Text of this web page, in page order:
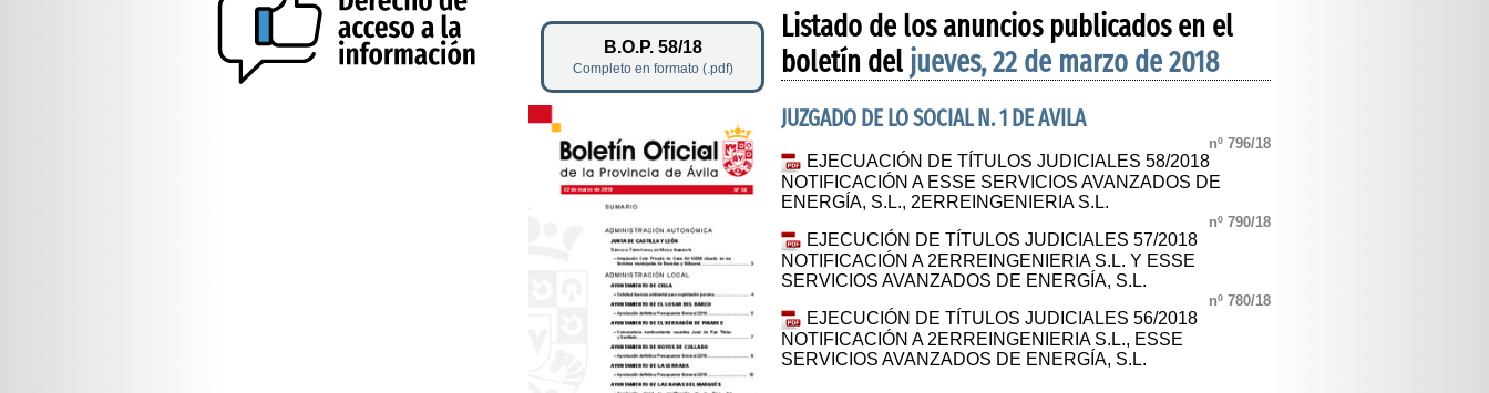
B.O.P. 58/18
Completo en formato (.pdf)
Listado de los anuncios publicados en el
boletín del jueves, 22 de marzo de 2018
JUZGADO DE LO SOCIAL N. 1 DE AVILA
nº 796/18
EJECUACIÓN DE TÍTULOS JUDICIALES 58/2018
NOTIFICACIÓN A ESSE SERVICIOS AVANZADOS DE
ENERGÍA, S.L., 2ERREINGENIERIA S.L.
nº 790/18
EJECUCIÓN DE TÍTULOS JUDICIALES 57/2018
NOTIFICACIÓN A 2ERREINGENIERIA S.L. Y ESSE
SERVICIOS AVANZADOS DE ENERGÍA, S.L.
nº 780/18
EJECUCIÓN DE TÍTULOS JUDICIALES 56/2018
NOTIFICACIÓN A 2ERREINGENIERIA S.L., ESSE
SERVICIOS AVANZADOS DE ENERGÍA, S.L.